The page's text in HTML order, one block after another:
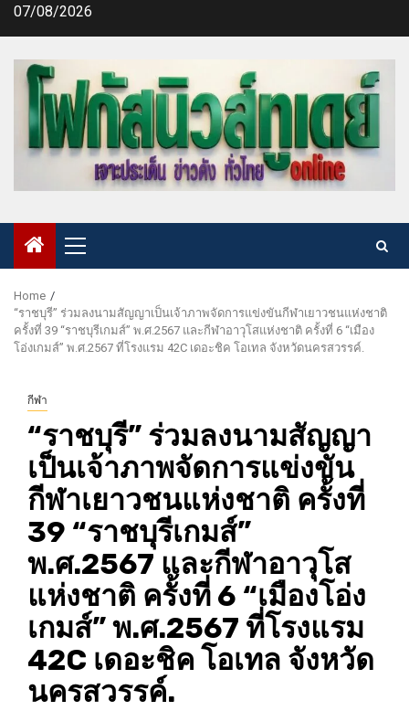
Skip07/08/2026
Primary
Menu
Home
“ราชบุรี” ร่วมลงนามสัญญาเป็นเจ้าภาพจัดการแข่งขันกีฬาเยาวชนแห่งชาติ
ครั้งที่ 39 “ราชบุรีเกมส์” พ.ศ.2567 และกีฬาอาวุโสแห่งชาติ ครั้งที่ 6 “เมือง
โอ่งเกมส์” พ.ศ.2567 ที่โรงแรม 42C เดอะชิค โอเทล จังหวัดนครสวรรค์.
กีฬา
“ราชบุรี” ร่วมลงนามสัญญา
เป็นเจ้าภาพจัดการแข่งขัน
กีฬาเยาวชนแห่งชาติ ครั้งที่
39 “ราชบุรีเกมส์”
พ.ศ.2567 และกีฬาอาวุโส
แห่งชาติ ครั้งที่ 6 “เมืองโอ่ง
เกมส์” พ.ศ.2567 ที่โรงแรม
42C เดอะชิค โอเทล จังหวัด
นครสวรรค์.